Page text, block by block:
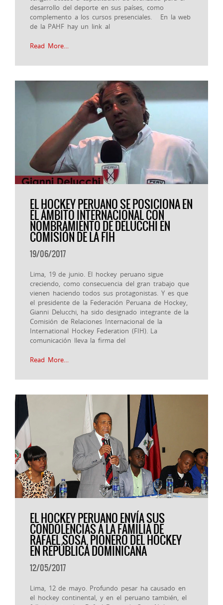
desarrollo del deporte en sus países, como
complemento a los cursos presenciales. En la web
de la PAHF hay un link al
Read More…
EL HOCKEY PERUANO SE POSICIONA EN
EL ÁMBITO INTERNACIONAL CON
NOMBRAMIENTO DE DELUCCHI EN
COMISIÓN DE LA FIH
19/06/2017
Lima, 19 de junio. El hockey peruano sigue
creciendo, como consecuencia del gran trabajo que
vienen haciendo todos sus protagonistas. Y es que
el presidente de la Federación Peruana de Hockey,
Gianni Delucchi, ha sido designado integrante de la
Comisión de Relaciones Internacional de la
International Hockey Federation (FIH). La
comunicación lleva la firma del
Read More…
EL HOCKEY PERUANO ENVÍA SUS
CONDOLENCIAS A LA FAMILIA DE
RAFAEL SOSA, PIONERO DEL HOCKEY
EN REPÚBLICA DOMINICANA
12/05/2017
Lima, 12 de mayo. Profundo pesar ha causado en
el hockey continental, y en el peruano también, el